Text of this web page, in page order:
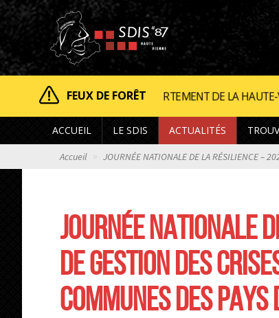
FEUX DE FORÊT
LE DÉPARTEMENT DE LA HAUTE-VIENNE EST
ACCUEIL LE SDIS ACTUALITÉS
Accueil JOURNÉE NATIONALE DE LA RÉSILIENCE
JOURNÉE NATIONALE
DE GESTION DES
COMMUNES DES